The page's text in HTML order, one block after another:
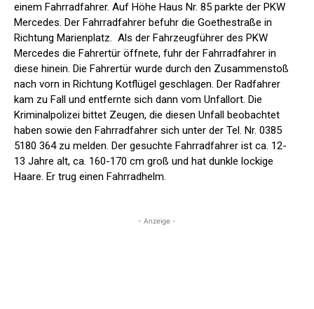
einem Fahrradfahrer. Auf Höhe Haus Nr. 85 parkte der PKW
Mercedes. Der Fahrradfahrer befuhr die Goethestraße in
Richtung Marienplatz. Als der Fahrzeugführer des PKW
Mercedes die Fahrertür öffnete, fuhr der Fahrradfahrer in
diese hinein. Die Fahrertür wurde durch den Zusammenstoß
nach vorn in Richtung Kotflügel geschlagen. Der Radfahrer
kam zu Fall und entfernte sich dann vom Unfallort. Die
Kriminalpolizei bittet Zeugen, die diesen Unfall beobachtet
haben sowie den Fahrradfahrer sich unter der Tel. Nr. 0385
5180 364 zu melden. Der gesuchte Fahrradfahrer ist ca. 12-
13 Jahre alt, ca. 160-170 cm groß und hat dunkle lockige
Haare. Er trug einen Fahrradhelm.
- Anzeige -